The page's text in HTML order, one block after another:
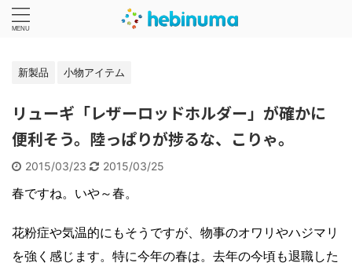
新製品 小物アイテム
リューギ「レザーロッドホルダー」が確かに
便利そう。陸っぱりが捗るな、こりゃ。
2015/03/23 2015/03/25
春ですね。いや～春。
花粉症や気温的にもそうですが、物事のオワリやハジマリ
を強く感じます。特に今年の春は。去年の今頃も退職した